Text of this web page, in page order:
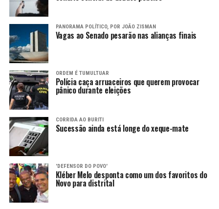
PANORAMA POLÍTICO, POR JOÃO ZISMAN
Vagas ao Senado pesarão nas alianças finais
ORDEM É TUMULTUAR
Polícia caça arruaceiros que querem provocar
pânico durante eleições
CORRIDA AO BURITI
Sucessão ainda está longe do xeque-mate
'DEFENSOR DO POVO'
Kléber Melo desponta como um dos favoritos do
Novo para distrital